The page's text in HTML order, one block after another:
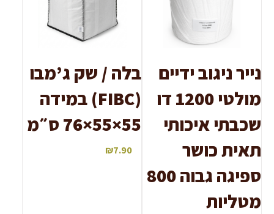
נייר ניגוב ידיים
מולטי 1200 דו
שכבתי איכותי
תאית כושר
ספיגה גבוה 800
מטליות
בלה / שק ג’מבו
(FIBC) במידה
55×55×76 ס״מ
₪7.90